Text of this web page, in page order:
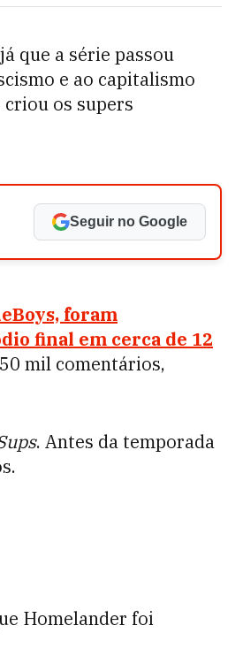
que a série passou
e ao capitalismo
os supers
Seguir no Google
foram
final em cerca de 12
mil comentários,
. Antes da temporada
Homelander foi